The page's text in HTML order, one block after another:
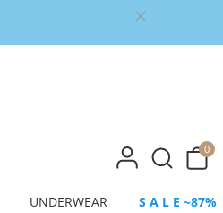
0
UNDERWEAR S A L E ~87%